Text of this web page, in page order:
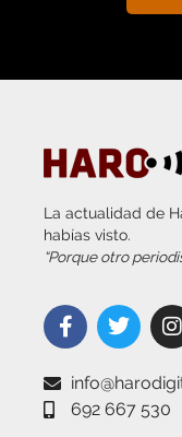
La actualidad de
habías visto.
“Porque otro
692 667 530